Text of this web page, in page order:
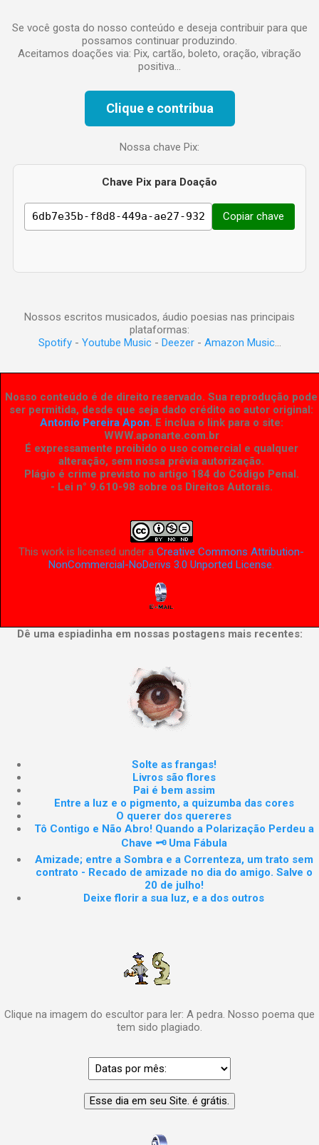
Se você gosta do nosso conteúdo e deseja contribuir para que
possamos continuar produzindo.
Aceitamos doações via: Pix, cartão, boleto, oração, vibração
positiva...
Clique e contribua
Nossa chave Pix:
Chave Pix para Doação
Copiar chave
Nossos escritos musicados, áudio poesias nas principais
plataformas:
Spotify- Youtube Music- Deezer- Amazon Music...
Nosso conteúdo é de direito reservado. Sua reprodução pode
ser permitida, desde que seja dado crédito ao autor original:
Antonio Pereira Apon. E inclua o link para o site:
WWW.aponarte.com.br
É expressamente proibido o uso comercial e qualquer
alteração, sem nossa prévia autorização.
Plágio é crime previsto no artigo 184 do Código Penal.
- Lei n° 9.610-98 sobre os Direitos Autorais.
This work is licensed under aCreative Commons Attribution-
NonCommercial-NoDerivs 3.0 Unported License.
Dê uma espiadinha em nossas postagens mais recentes:
Solte as frangas!
Livros são flores
Pai é bem assim
Entre a luz e o pigmento, a quizumba das cores
O querer dos quereres
Tô Contigo e Não Abro! Quando a Polarização Perdeu a
Chave 🗝️ Uma Fábula
Amizade; entre a Sombra e a Correnteza, um trato sem
contrato - Recado de amizade no dia do amigo. Salve o
20 de julho!
Deixe florir a sua luz, e a dos outros
Clique na imagem do escultor para ler: A pedra. Nosso poema que
tem sido plagiado.